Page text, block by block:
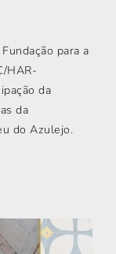
para a
HAR-
da
da
do Azulejo.